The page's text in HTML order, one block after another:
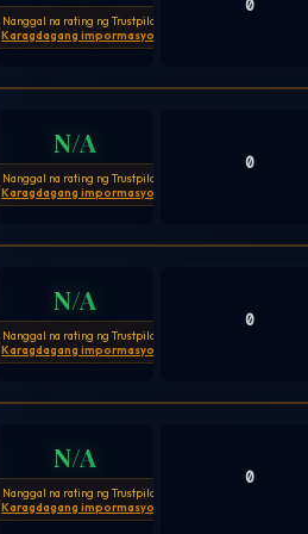
Nanggal na rating ng Trustpilot
Karagdagang impormasyon
0
N/A
Nanggal na rating ng Trustpilot
Karagdagang impormasyon
0
N/A
Nanggal na rating ng Trustpilot
Karagdagang impormasyon
0
N/A
Nanggal na rating ng Trustpilot
Karagdagang impormasyon
0